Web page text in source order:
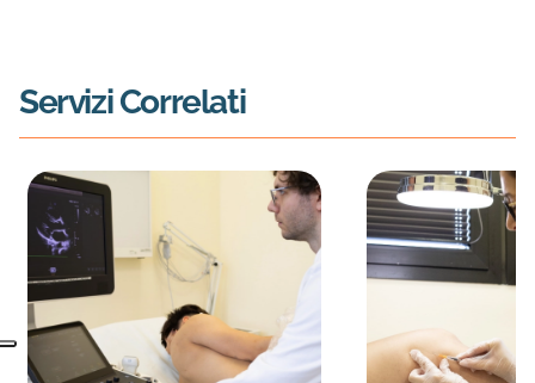
Servizi Correlati